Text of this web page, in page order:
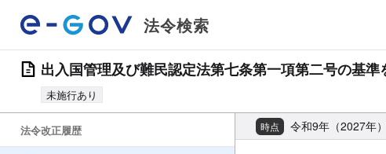
法令検索
出入国管理及び難民認定法第七条第一項第二号の基準
未施行あり
法令改正履歴 時点 令和9年（2027年